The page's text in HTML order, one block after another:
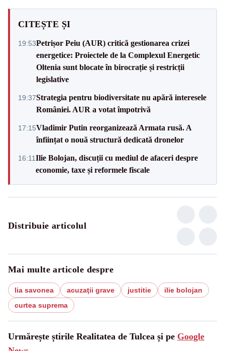
CITEȘTE ȘI
19:53Petrișor Peiu (AUR) critică gestionarea crizei
energetice: Proiectele de la Complexul Energetic
Oltenia sunt blocate în birocrație și restricții
legislative
19:37Strategia pentru biodiversitate nu apără interesele
României. AUR a votat împotrivă
17:15Vladimir Putin reorganizează Armata rusă. A
înființat o nouă structură dedicată dronelor
16:11Ilie Bolojan, discuții cu mediul de afaceri despre
economie, taxe și reformele fiscale
Distribuie articolul
Mai multe articole despre
lia savonea acuzaţii grave justitie
ilie bolojan
curtea suprema
Urmărește știrile Realitatea de Tulcea și pe Google